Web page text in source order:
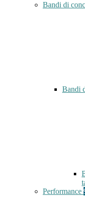
Bandi di
Bandi
Performance